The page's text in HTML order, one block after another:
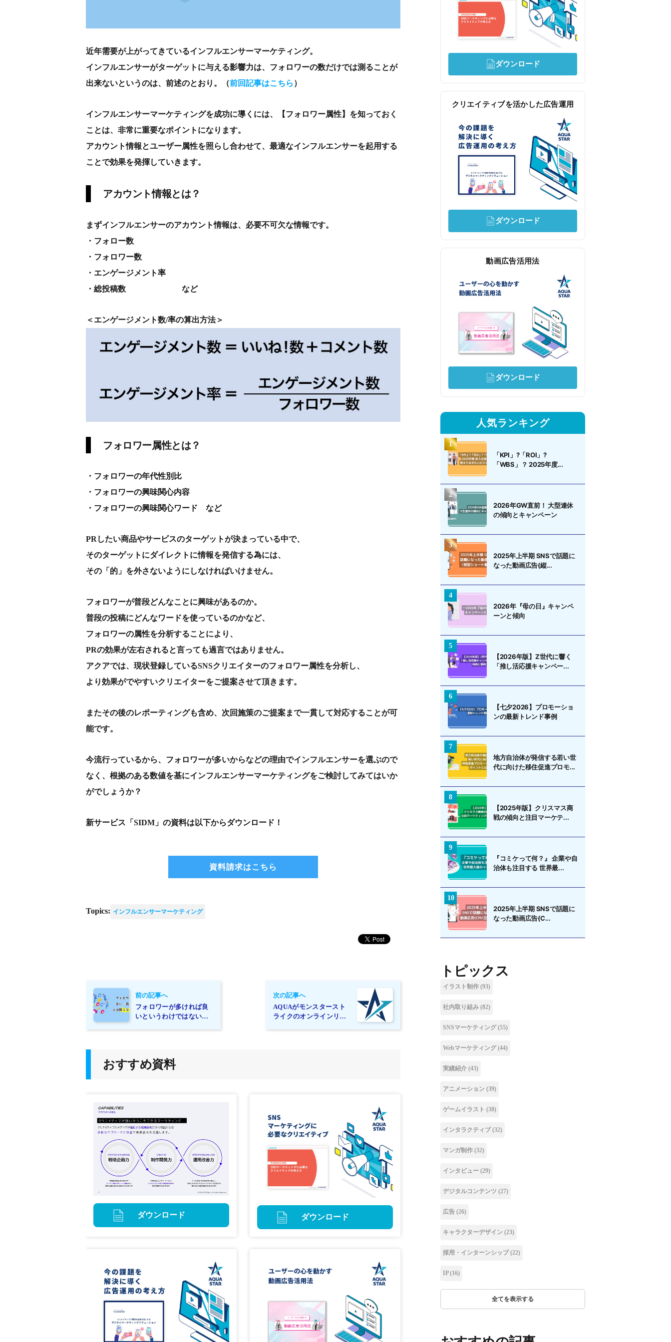
近年需要が上がってきているインフルエンサーマーケティング。
インフルエンサーがターゲットに与える影響力は、フォロワーの数だけでは測ることが
出来ないというのは、前述のとおり。（前回記事はこちら ）
インフルエンサーマーケティングを成功に導くには、【フォロワー属性】を知っておく
ことは、非常に重要なポイントになります。
アカウント情報とユーザー属性を照らし合わせて、最適なインフルエンサーを起用する
ことで効果を発揮していきます。
アカウント情報とは？
まずインフルエンサーのアカウント情報は、必要不可欠な情報です。
・フォロー数
・フォロワー数
・エンゲージメント率
・総投稿数 など
＜エンゲージメント数/率の算出方法＞
フォロワー属性とは？
・フォロワーの年代性別比
・フォロワーの興味関心内容
・フォロワーの興味関心ワード など
PRしたい商品やサービスのターゲットが決まっている中で、
そのターゲットにダイレクトに情報を発信する為には、
その「的」を外さないようにしなければいけません。
フォロワーが普段どんなことに興味があるのか。
普段の投稿にどんなワードを使っているのかなど、
フォロワーの属性を分析することにより、
PRの効果が左右されると言っても過言ではありません。
アクアでは、現状登録しているSNSクリエイターのフォロワー属性を分析し、
より効果がでやすいクリエイターをご提案させて頂きます。
またその後のレポーティングも含め、次回施策のご提案まで一貫して対応することが可
能です。
今流行っているから、フォロワーが多いからなどの理由でインフルエンサーを選ぶので
なく、根拠のある数値を基にインフルエンサーマーケティングをご検討してみてはいか
がでしょうか？
新サービス「SIDM」の資料は以下からダウンロード！
資料請求はこちら
Topics: インフルエンサーマーケティング
前の記事へ
フォロワーが多ければ良
いというわけではない！
次の記事へ
AQUAがモンスタースト
ライクのオンラインリー
おすすめ資料
ダウンロード ダウンロード
ダウンロード
クリエイティブを活かした広告運用
ダウンロード
動画広告活用法
ダウンロード
人気ランキング
「KPI」?「ROI」?
「WBS」？ 2025年度...
2026年GW直前！ 大型連休
の傾向とキャンペーン
2025年上半期 SNSで話題に
なった動画広告(縦...
2026年『母の日』キャンペ
ーンと傾向
【2026年版】Z世代に響く
「推し活応援キャンペー...
【七夕2026】プロモーショ
ンの最新トレンド事例
地方自治体が発信する若い世
代に向けた移住促進プロモ...
【2025年版】クリスマス商
戦の傾向と注目マーケテ...
『コミケって何？』 企業や自
治体も注目する 世界最...
2025年上半期 SNSで話題に
なった動画広告(C...
トピックス
イラスト制作 (93)
社内取り組み (82)
SNSマーケティング(55)
Webマーケティング(44)
実績紹介 (43)
アニメーション (39)
ゲームイラスト (38)
インタラクティブ (32)
マンガ制作 (32)
インタビュー (29)
デジタルコンテンツ (27)
広告 (26)
キャラクターデザイン (23)
採用・インターンシップ(22)
IP(16)
全てを表示する